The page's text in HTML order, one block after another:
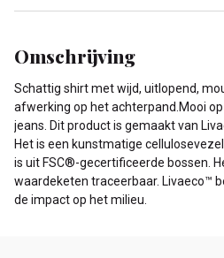
Omschrijving
Schattig shirt met wijd, uitlopend,
afwerking op het achterpand.Mooi
jeans. Dit product is gemaakt van
Het is een kunstmatige
is uit FSC®-gecertificeerde bossen.
waardeketen traceerbaar. Livaeco™
de impact op het milieu.